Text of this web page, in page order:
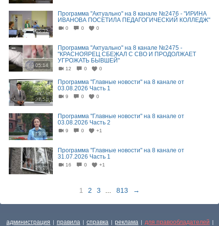
05:32
Программа "Актуально" на 8 канале №2476 - "ИРИНА
ИВАНОВА ПОСЕТИЛА ПЕДАГОГИЧЕСКИЙ КОЛЛЕДЖ"
0 0 0
05:14
Программа "Актуально" на 8 канале №2475 -
"КРАСНОЯРЕЦ СБЕЖАЛ С СВО И ПРОДОЛЖАЕТ
УГРОЖАТЬ БЫВШЕЙ"
12 0 0
27:51
Программа "Главные новости" на 8 канале от
03.08.2026 Часть 1
9 0 0
13:36
Программа "Главные новости" на 8 канале от
03.08.2026 Часть 2
9 0 +1
25:25
Программа "Главные новости" на 8 канале от
31.07.2026 Часть 1
16 0 +1
1 2 3 813 →
администрация | правила | справка | реклама | для правообладателей |